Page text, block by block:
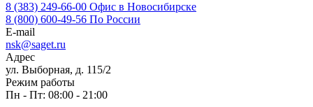
8 (383) 249-66-00 Офис в Новосибирске
8 (800) 600-49-56 По России
E-mail
nsk@saget.ru
Адрес
ул. Выборная, д. 115/2
Режим работы
Пн - Пт: 08:00 - 21:00